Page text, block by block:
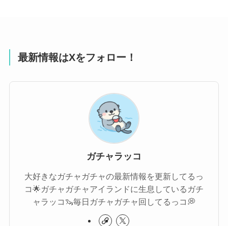
最新情報はXをフォロー！
ガチャラッコ
大好きなガチャガチャの最新情報を更新してるっ
コ🌟ガチャガチャアイランドに生息しているガチ
ャラッコ🦦毎日ガチャガチャ回してるっコ💭